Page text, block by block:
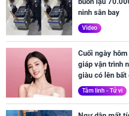
ninh sân bay
Video
Cuối ngày
giáp vận trình
giàu có lên bất
Tâm linh - Tử vi